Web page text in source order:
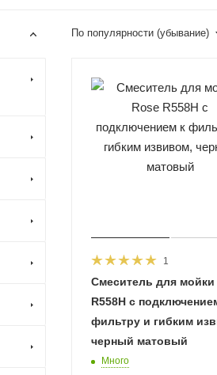
По популярности (убывание)
1
Смеситель для мойки
R558H с
фильтру и гибким
черный матовый
Много